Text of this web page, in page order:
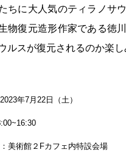
ちに大人気のティラノサ
物復元造形作家である徳
ルスが復元されるのか楽し
年7月22日（土）
美術館２Fカフェ内特設会場